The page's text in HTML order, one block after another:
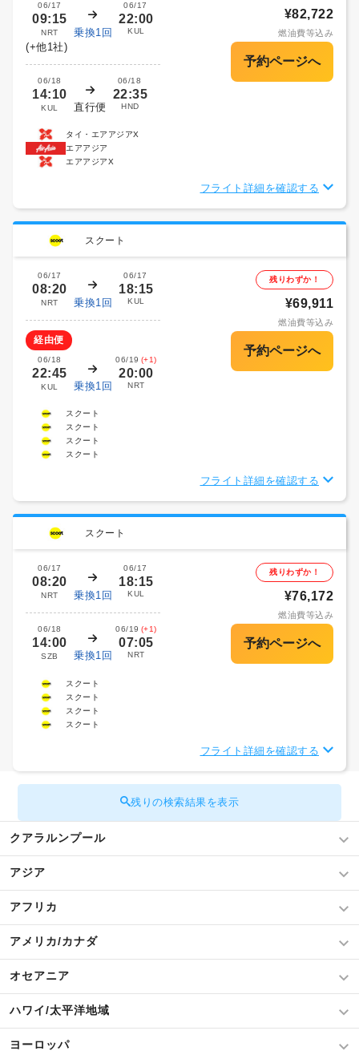
06/17
09:15
NRT 乗換1回
06/17
22:00
KUL
(+他1社)
06/18
14:10
KUL 直行便
06/18
22:35
HND
¥82,722
燃油費等込み
タイ・エアアジアX
エアアジア
エアアジアX
フライト詳細を確認する
スクート
06/17
08:20
NRT 乗換1回
06/17
18:15
KUL
経由便
06/18
22:45
KUL 乗換1回
06/19 (+1)
20:00
NRT
残りわずか！
¥69,911
燃油費等込み
スクート
スクート
スクート
スクート
フライト詳細を確認する
スクート
06/17
08:20
NRT 乗換1回
06/17
18:15
KUL
06/18
14:00
SZB 乗換1回
06/19 (+1)
07:05
NRT
残りわずか！
¥76,172
燃油費等込み
スクート
スクート
スクート
スクート
フライト詳細を確認する
残りの検索結果を表示
クアラルンプール
アジア
アフリカ
アメリカ/カナダ
オセアニア
ハワイ/太平洋地域
ヨーロッパ